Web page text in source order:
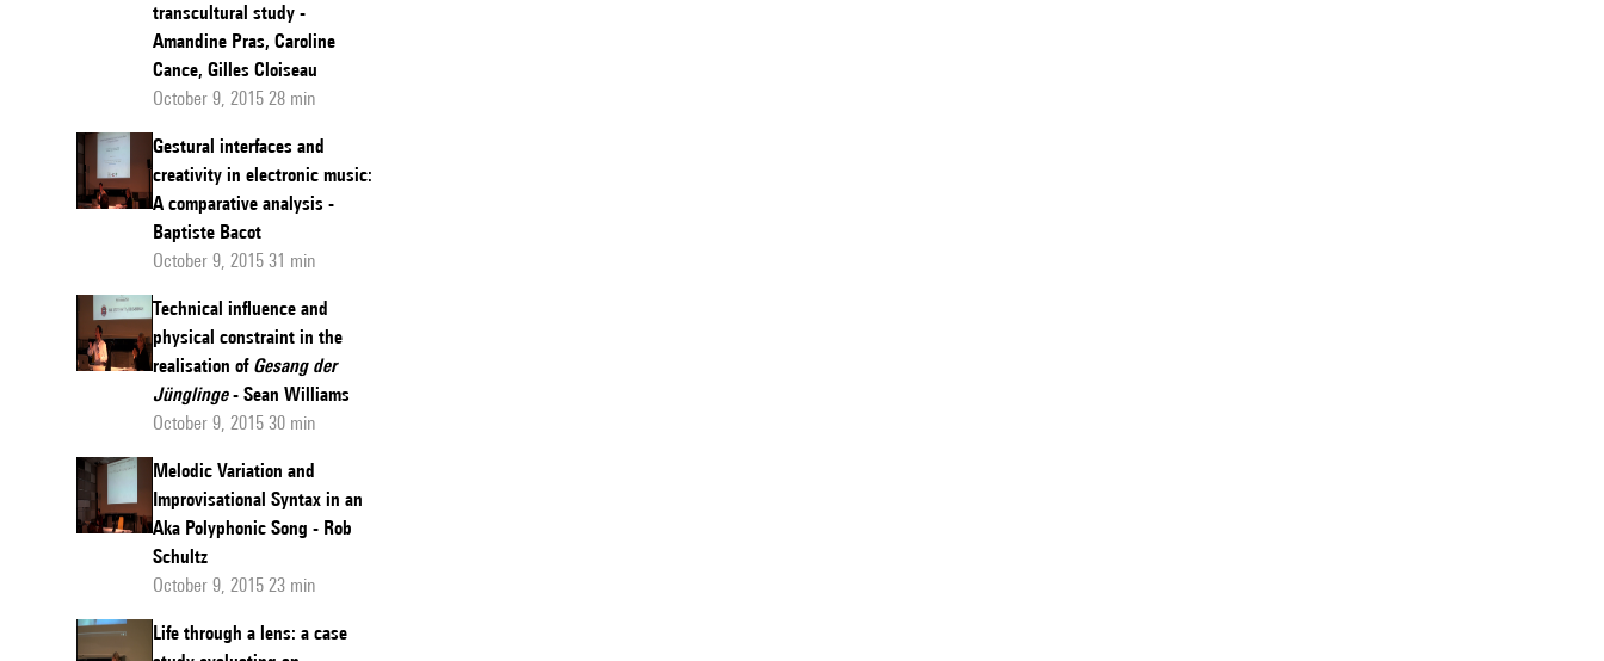
transcultural study -
Amandine Pras, Caroline
Cance, Gilles Cloiseau
October 9, 2015 28 min
Gestural interfaces and
creativity in electronic music:
A comparative analysis -
Baptiste Bacot
October 9, 2015 31 min
Technical influence and
physical constraint in the
realisation of Gesang der
Jünglinge- Sean Williams
October 9, 2015 30 min
Melodic Variation and
Improvisational Syntax in an
Aka Polyphonic Song - Rob
Schultz
October 9, 2015 23 min
Life through a lens: a case